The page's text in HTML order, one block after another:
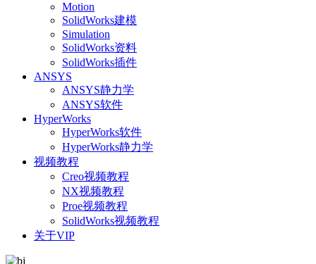
Motion
SolidWorks建模
Simulation
SolidWorks资料
SolidWorks插件
ANSYS
ANSYS静力学
ANSYS软件
HyperWorks
HyperWorks软件
HyperWorks静力学
视频教程
Creo视频教程
NX视频教程
Proe视频教程
SolidWorks视频教程
关于VIP